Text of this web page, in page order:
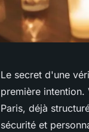
Le secret d'une
première intention.
Paris, déjà
sécurité et